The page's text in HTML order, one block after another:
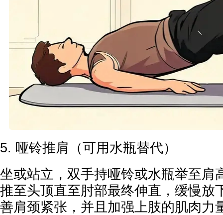
5. 哑铃推肩（可用水瓶替代）
坐或站立，双手持哑铃或水瓶举至肩
推至头顶直至肘部最终伸直，缓慢放
善肩颈紧张，并且加强上肢的肌肉力